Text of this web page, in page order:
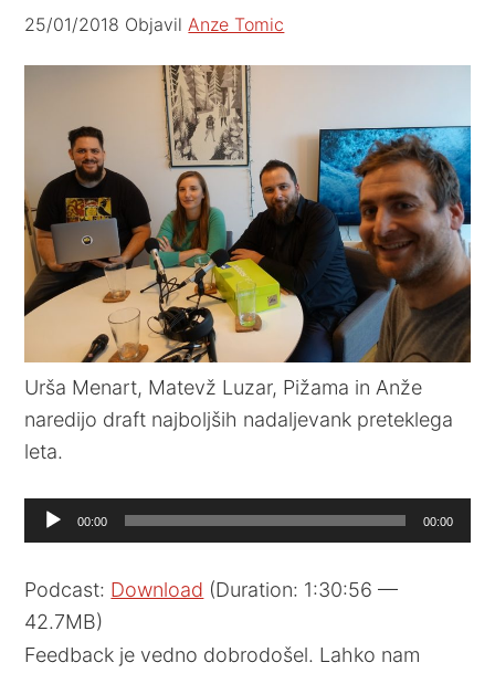
25/01/2018 ObjavilAnze Tomic
Urša Menart, Matevž Luzar, Pižama in Anže
naredijo draft najboljših nadaljevank preteklega
leta.
Audio
Player
00:00 00:00
Podcast: Download (Duration: 1:30:56 —
42.7MB)
Feedback je vedno dobrodošel. Lahko nam